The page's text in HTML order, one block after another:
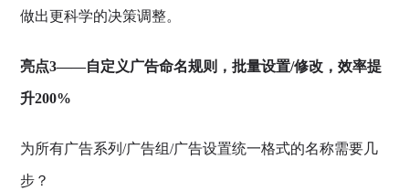
做出更科学的决策调整。
亮点3——自定义广告命名规则，批量设置/修改，效率提
升200%
为所有广告系列/广告组/广告设置统一格式的名称需要几
步？